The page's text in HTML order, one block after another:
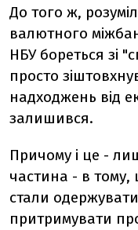
До того ж,
валютного
НБУ бореться зі
просто
надходжень від
залишився.
Причому і це -
частина - в тому,
стали
притримувати